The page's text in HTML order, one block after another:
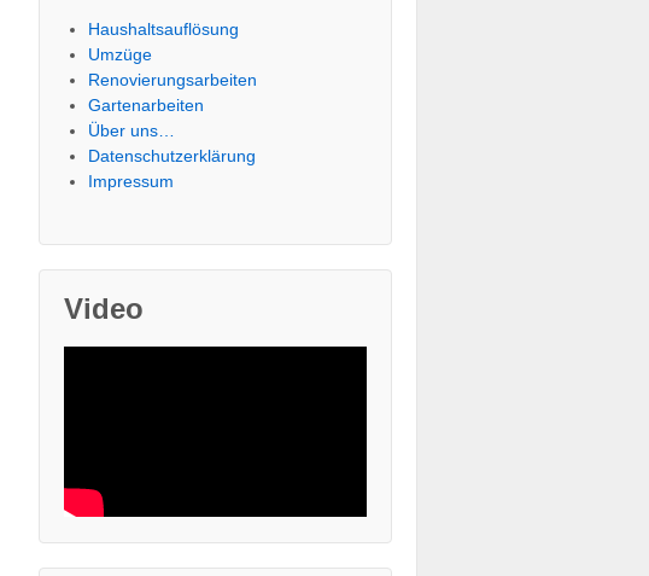
Haushaltsauflösung
Umzüge
Renovierungsarbeiten
Gartenarbeiten
Über uns…
Datenschutzerklärung
Impressum
Video